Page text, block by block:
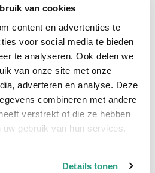
van cookies
content en advertenties te
voor social media te bieden
te analyseren. Ook delen we
van onze site met onze
adverteren en analyse. Deze
combineren met andere
verstrekt of die ze hebben
gebruik van hun services.
Details tonen
9/10
3/4"